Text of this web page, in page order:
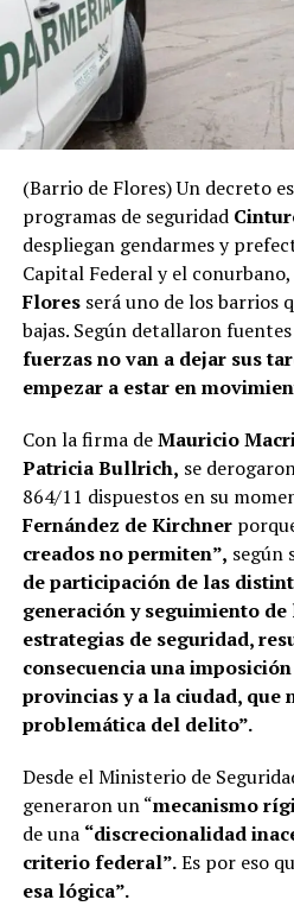
(Barrio de Flores) Un decreto
programas de seguridad
despliegan gendarmes y
Capital Federal y el
Floresserá uno de los barrios
bajas. Según detallaron
fuerzas no van a dejar sus
empezar a estar en
Con la firma deMauricio
Patricia Bullrich, se
864/11 dispuestos en su
Fernández de Kirchner
creados no permiten”, según
de participación de las
generación y seguimiento
estrategias de seguridad,
consecuencia una
provincias y a la ciudad, que
problemática del delito”.
Desde el Ministerio de
generaron un “mecanismo
de una “discrecionalidad
criterio federal”.Es por eso
esa lógica”.